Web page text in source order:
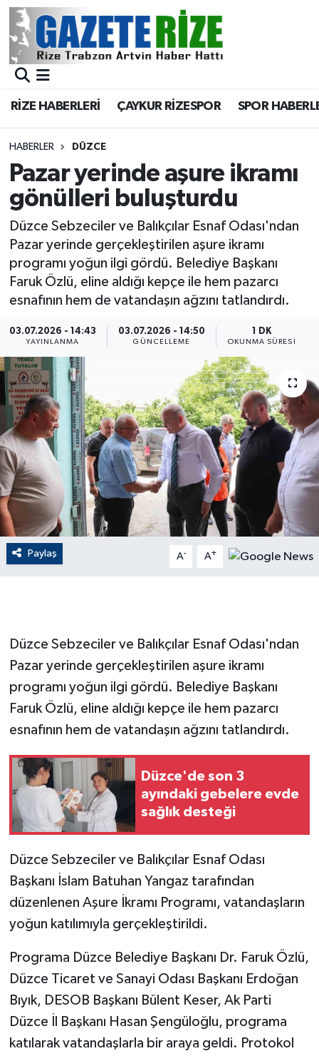
RİZE HABERLERİ ÇAYKUR RİZESPOR SPOR
HABERLER DÜZCE
Pazar yerinde aşure ikramı
gönülleri buluşturdu
Düzce Sebzeciler ve Balıkçılar Esnaf Odası'ndan
Pazar yerinde gerçekleştirilen aşure ikramı
programı yoğun ilgi gördü. Belediye Başkanı
Faruk Özlü, eline aldığı kepçe ile hem pazarcı
esnafının hem de vatandaşın ağzını tatlandırdı.
03.07.2026 - 14:43
YAYINLANMA
03.07.2026 - 14:50
GÜNCELLEME
1 DK
OKUNMA SÜRESI
Paylaş A- A+
Düzce Sebzeciler ve Balıkçılar Esnaf Odası'ndan
Pazar yerinde gerçekleştirilen aşure ikramı
programı yoğun ilgi gördü. Belediye Başkanı
Faruk Özlü, eline aldığı kepçe ile hem pazarcı
esnafının hem de vatandaşın ağzını tatlandırdı.
Düzce'de son 3
ayındaki gebelere evde
sağlık desteği
Düzce Sebzeciler ve Balıkçılar Esnaf Odası
Başkanı İslam Batuhan Yangaz tarafından
düzenlenen Aşure İkramı Programı, vatandaşların
yoğun katılımıyla gerçekleştirildi.
Programa Düzce Belediye Başkanı Dr. Faruk Özlü,
Düzce Ticaret ve Sanayi Odası Başkanı Erdoğan
Bıyık, DESOB Başkanı Bülent Keser, Ak Parti
Düzce İl Başkanı Hasan Şengüloğlu, programa
katılarak vatandaşlarla bir araya geldi. Protokol
BÖLGEMİZ
Asayiş
Rize Jandarma Komutanlığı
Bilim Teknoloji
Advertising news
Canlı Maç
ÇEVRE
Dış Haberler
Dünya
EĞİTİM
EKONOMİ
English News
Finans
Gayrimenkul
GENEL
GÜNDEM
HABERDE İNSAN
İNSAN
İş Dünyası
Kadın
KÜLTÜR SANAT
MAGAZİN
Otomobil
Merkez Nöbetçi Eczaneler
Merkez Trafik Yoğunluk Haritası
Süper Lig Puan Durumu ve Fikstür
Tüm Manşetler
Haber Arşivi